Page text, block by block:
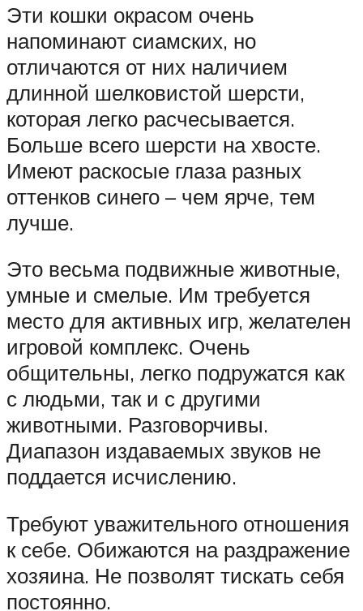
Эти кошки окрасом очень
напоминают сиамских, но
отличаются от них наличием
длинной шелковистой шерсти,
которая легко расчесывается.
Больше всего шерсти на хвосте.
Имеют раскосые глаза разных
оттенков синего – чем ярче, тем
лучше.
Это весьма подвижные животные,
умные и смелые. Им требуется
место для активных игр, желателен
игровой комплекс. Очень
общительны, легко подружатся как
с людьми, так и с другими
животными. Разговорчивы.
Диапазон издаваемых звуков не
поддается исчислению.
Требуют уважительного отношения
к себе. Обижаются на раздражение
хозяина. Не позволят тискать себя
постоянно.